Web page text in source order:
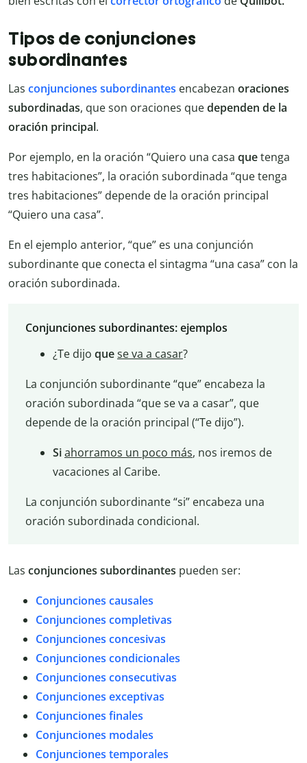
Tipos de conjunciones
subordinantes
Las conjunciones subordinantes encabezan oraciones
subordinadas, que son oraciones quedependen de la
oración principal.
Por ejemplo, en la oración “Quiero una casa quetenga
tres habitaciones”, la oración subordinada “que tenga
tres habitaciones” depende de la oración principal
“Quiero una casa”.
En el ejemplo anterior, “que” es una conjunción
subordinante que conecta el sintagma “una casa” con la
oración subordinada.
Conjunciones subordinantes: ejemplos
¿Te dijo quese va a casar?
La conjunción subordinante “que” encabeza la
oración subordinada “que se va a casar”, que
depende de la oración principal (“Te dijo”).
Siahorramos un poco más, nos iremos de
vacaciones al Caribe.
La conjunción subordinante “si” encabeza una
oración subordinada condicional.
Las conjunciones subordinantes pueden ser:
Conjunciones causales
Conjunciones completivas
Conjunciones concesivas
Conjunciones condicionales
Conjunciones consecutivas
Conjunciones exceptivas
Conjunciones finales
Conjunciones modales
Conjunciones temporales